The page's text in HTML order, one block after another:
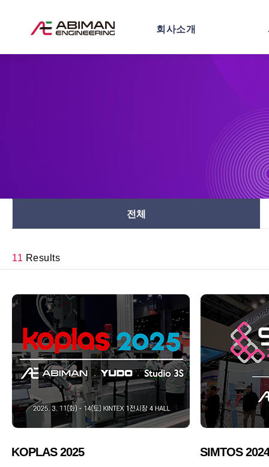
회사소개
전체
11 Results
KOPLAS 2025 SIMTOS 2024